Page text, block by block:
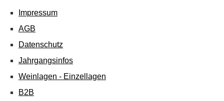
Impressum
AGB
Datenschutz
Jahrgangsinfos
Weinlagen - Einzellagen
B2B